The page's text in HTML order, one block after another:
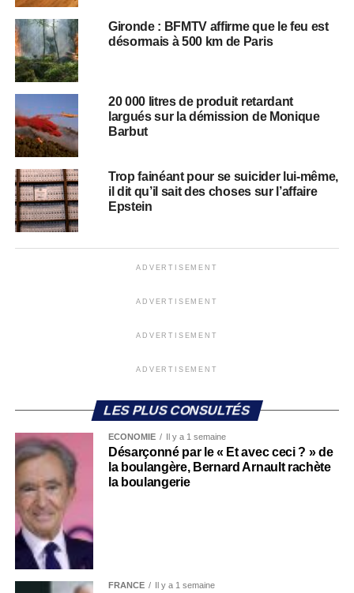
Gironde : BFMTV affirme que le feu est
désormais à 500 km de Paris
20 000 litres de produit retardant
largués sur la démission de Monique
Barbut
Trop fainéant pour se suicider lui-même,
il dit qu’il sait des choses sur l’affaire
Epstein
ADVERTISEMENT
ADVERTISEMENT
ADVERTISEMENT
ADVERTISEMENT
LES PLUS CONSULTÉS
ECONOMIE Il y a 1 semaine
Désarçonné par le « Et avec ceci ? » de
la boulangère, Bernard Arnault rachète
la boulangerie
FRANCE Il y a 1 semaine